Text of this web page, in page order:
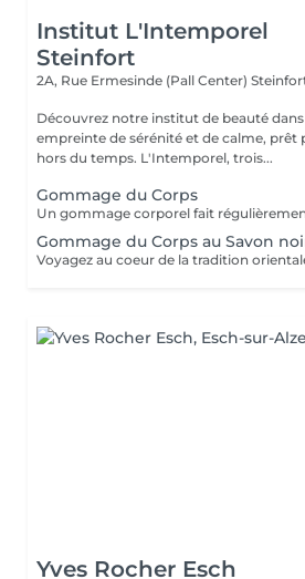
Institut L'Intemporel
Steinfort
2A, Rue Ermesinde (Pall Center)
Découvrez notre institut de beauté
empreinte de sérénité et de calme, prêt
hors du temps. L'Intemporel, trois...
Gommage du Corps
Gommage du Corps au Savon
Yves Rocher Esch